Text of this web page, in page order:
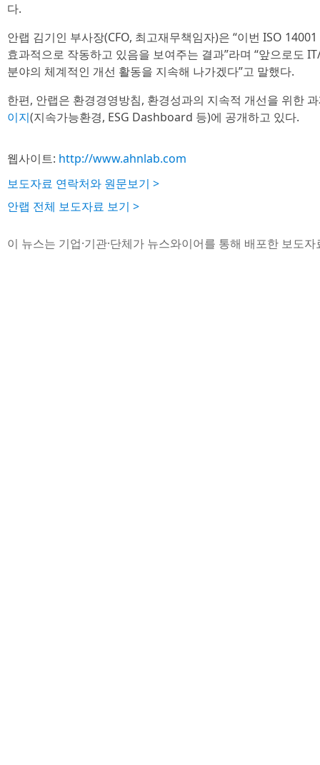
다.
안랩 김기인 부사장(CFO, 최고재무책임자)은 “이번 ISO
효과적으로 작동하고 있음을 보여주는 결과”라며 “앞으로도
분야의 체계적인 개선 활동을 지속해 나가겠다”고 말했다.
한편, 안랩은 환경경영방침, 환경성과의 지속적 개선을 위한
이지(지속가능환경, ESG Dashboard 등)에 공개하고 있다.
웹사이트: http://www.ahnlab.com
보도자료 연락처와 원문보기 >
안랩 전체 보도자료 보기 >
이 뉴스는 기업·기관·단체가 뉴스와이어를 통해 배포한 보도